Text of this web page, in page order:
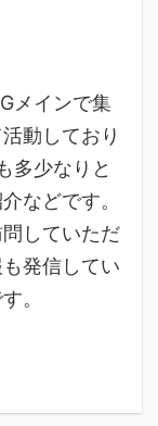
メインで集
動しており
多少なりと
などです。
していただ
発信してい
。